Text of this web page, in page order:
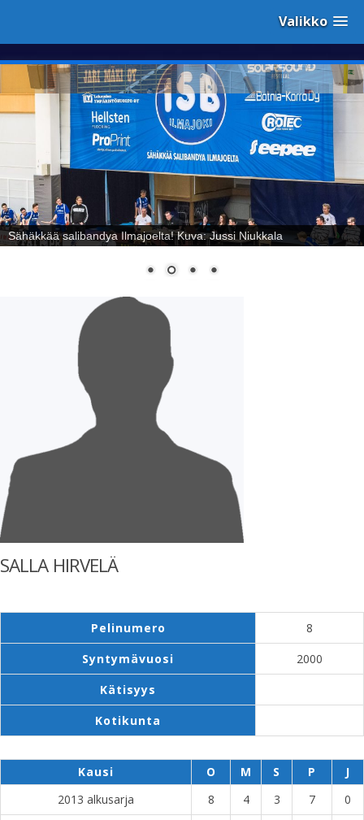
Valikko
Sähäkkää salibandya Ilmajoelta! Kuva: Jussi Niukkala
SALLA HIRVELÄ
Pelinumero
8
Syntymävuosi
2000
Kätisyys
Kotikunta
Kausi O M S P
J
2013 alkusarja
8 4 3 7
0